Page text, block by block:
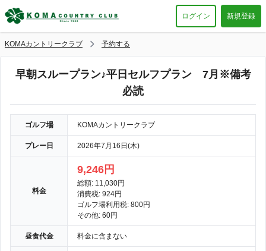
ログイン 新規登録
KOMAカントリークラブ 予約する
早朝スループラン♪平日セルフプラン 7月※備考
必読
ゴルフ場 KOMAカントリークラブ
プレー日 2026年7月16日(木)
料金
9,246円
総額: 11,030円
消費税: 924円
ゴルフ場利用税: 800円
その他: 60円
昼食代金 料金に含まない